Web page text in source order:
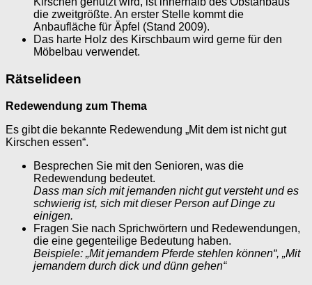
die zweitgrößte. An erster Stelle kommt die
Anbaufläche für Äpfel (Stand 2009).
Das harte Holz des Kirschbaum wird gerne für den
Möbelbau verwendet.
Rätselideen
Redewendung zum Thema
Es gibt die bekannte Redewendung „Mit dem ist nicht gut
Kirschen essen“.
Besprechen Sie mit den Senioren, was die
Redewendung bedeutet.
Dass man sich mit jemanden nicht gut versteht und es
schwierig ist, sich mit dieser Person auf Dinge zu
einigen.
Fragen Sie nach Sprichwörtern und Redewendungen,
die eine gegenteilige Bedeutung haben.
Beispiele: „Mit jemandem Pferde stehlen können“, „Mit
jemandem durch dick und dünn gehen“